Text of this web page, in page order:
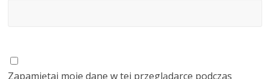
Zapamiętaj moje dane w tej przeglądarce podczas